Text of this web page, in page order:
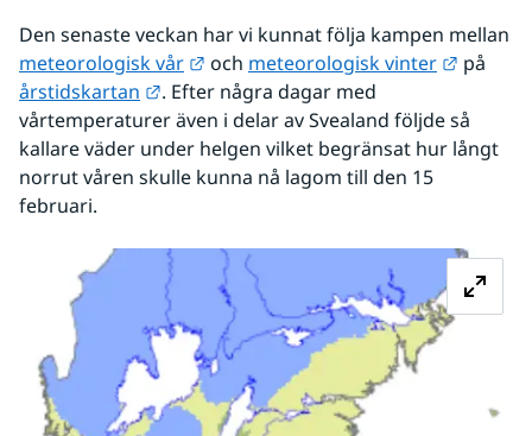
meteorologisk vår
Länk till annan webbplats.
och meteorologisk vinter Länk
årstidskartan
Länk till annan webbplats.
. Efter några dagar med
vårtemperaturer även i delar av Svealand följde så
kallare väder under helgen vilket begränsat hur långt
norrut våren skulle kunna nå lagom till den 15
februari.